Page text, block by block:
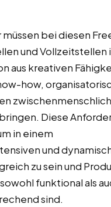
bei diesen
und Vollzeitstellen
aus kreativen
how,
Diese
in einem
und
zu sein und
funktional als
sind.